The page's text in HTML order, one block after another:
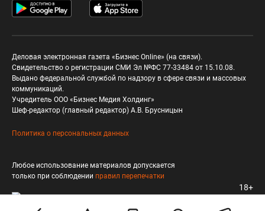
Деловая электронная газета «Бизнес Online» (на связи).
Свидетельство о регистрации СМИ Эл №ФС 77-33484 от 15.10.08.
Выдано федеральной службой по надзору в сфере связи и массовых
коммуникаций.
Учредитель ООО «Бизнес Медия Холдинг»
Шеф-редактор (главный редактор) А.В. Брусницын
Политика о персональных данных
Любое использование материалов допускается
только при соблюдении правил перепечатки
18+